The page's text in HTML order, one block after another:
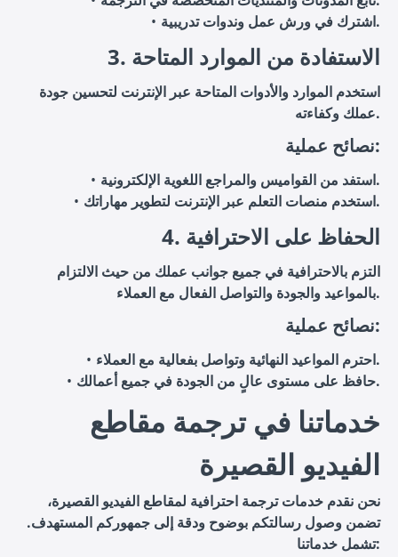
اشترك في ورش عمل وندوات تدريبية.
3. الاستفادة من الموارد المتاحة
استخدم الموارد والأدوات المتاحة عبر الإنترنت لتحسين جودة
عملك وكفاءته.
نصائح عملية:
استفد من القواميس والمراجع اللغوية الإلكترونية.
استخدم منصات التعلم عبر الإنترنت لتطوير مهاراتك.
4. الحفاظ على الاحترافية
التزم بالاحترافية في جميع جوانب عملك من حيث الالتزام
بالمواعيد والجودة والتواصل الفعال مع العملاء.
نصائح عملية:
احترم المواعيد النهائية وتواصل بفعالية مع العملاء.
حافظ على مستوى عالٍ من الجودة في جميع أعمالك.
خدماتنا في ترجمة مقاطع
الفيديو القصيرة
نحن نقدم خدمات ترجمة احترافية لمقاطع الفيديو القصيرة،
تضمن وصول رسالتكم بوضوح ودقة إلى جمهوركم المستهدف.
تشمل خدماتنا: